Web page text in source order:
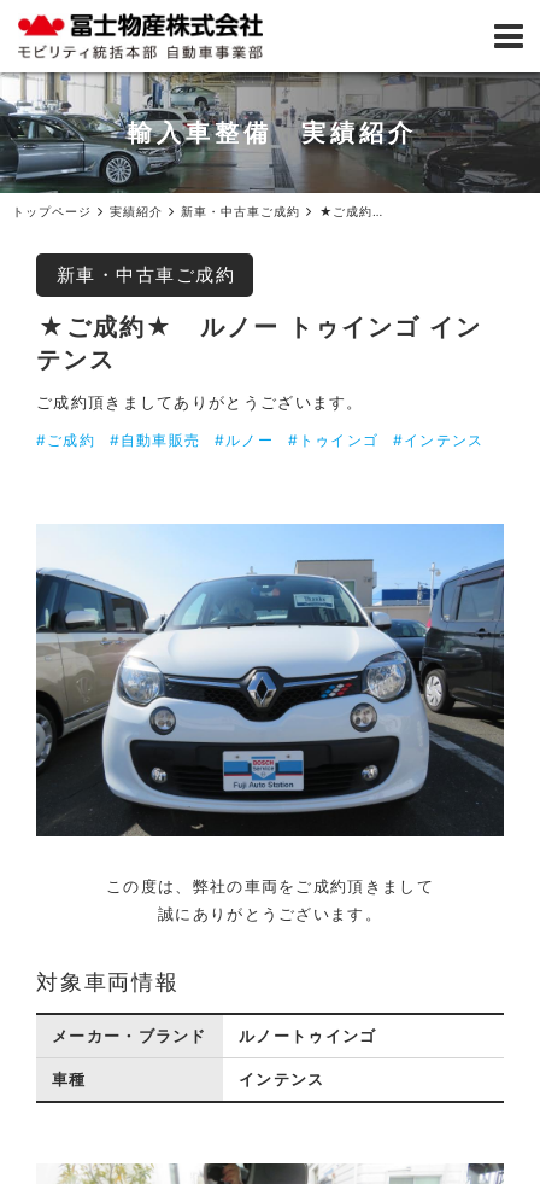
輸入車整備 実績紹介
トップページ 実績紹介 新車・中古車ご成約
新車・中古車ご成約
★ご成約★ ルノー トゥインゴ イン
テンス
ご成約頂きましてありがとうございます。
#ご成約 #自動車販売 #ルノー #トゥインゴ #インテンス
この度は、弊社の車両をご成約頂きまして
誠にありがとうございます。
対象車両情報
メーカー・ブランド ルノートゥインゴ
車種 インテンス